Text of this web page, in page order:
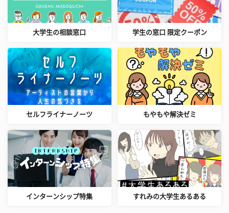
大学生の相談窓口 学生の窓口 限定クーポン
セルフライナーノーツ もやもや解決ゼミ
インターンシップ特集 すれみの大学生あるある